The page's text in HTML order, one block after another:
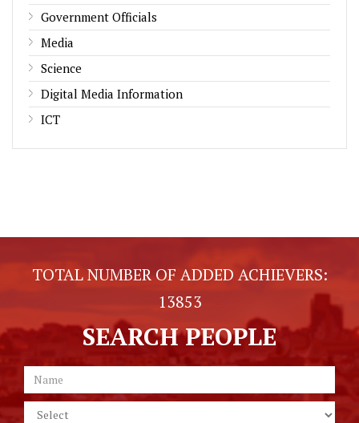
Government Officials
Media
Science
Digital Media Information
ICT
TOTAL NUMBER OF ADDED ACHIEVERS:
13853
SEARCH PEOPLE